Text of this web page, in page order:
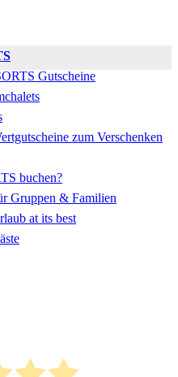
Gutscheine
zum Verschenken
buchen?
Gruppen & Familien
at its best